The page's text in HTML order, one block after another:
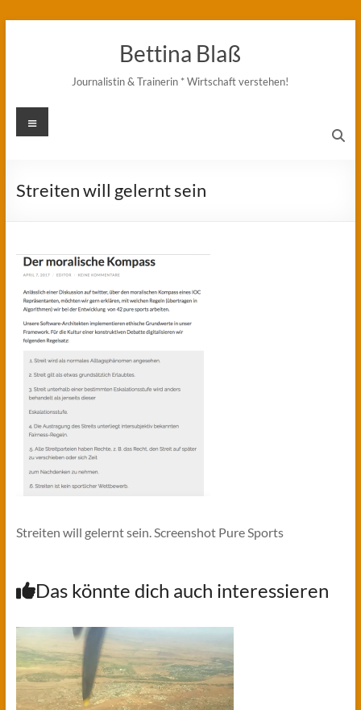
Bettina Blaß
Journalistin & Trainerin * Wirtschaft verstehen!
Menü
Streiten will gelernt sein
Streiten will gelernt sein. Screenshot Pure Sports
Das könnte dich auch interessieren